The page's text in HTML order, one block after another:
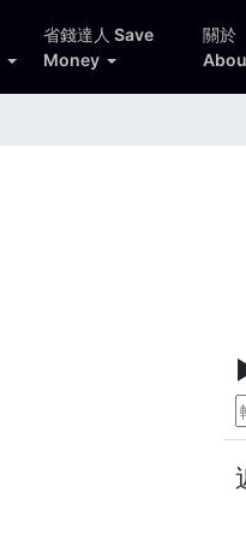
省錢達人 Save
Money
關於